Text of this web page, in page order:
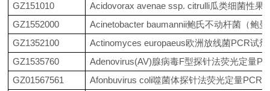
GZ151010
Acidovorax avenae ssp. citrulli瓜类细菌性果
GZ1552000
Acinetobacter baumannii鲍氏不动杆菌（鲍
GZ1352100
Actinomyces europaeus欧洲放线菌PCR试
GZ1535760
Adenovirus(AV)腺病毒F型探针法荧光定量
GZ01567561
Afonbuvirus coli噬菌体探针法荧光定量PCR